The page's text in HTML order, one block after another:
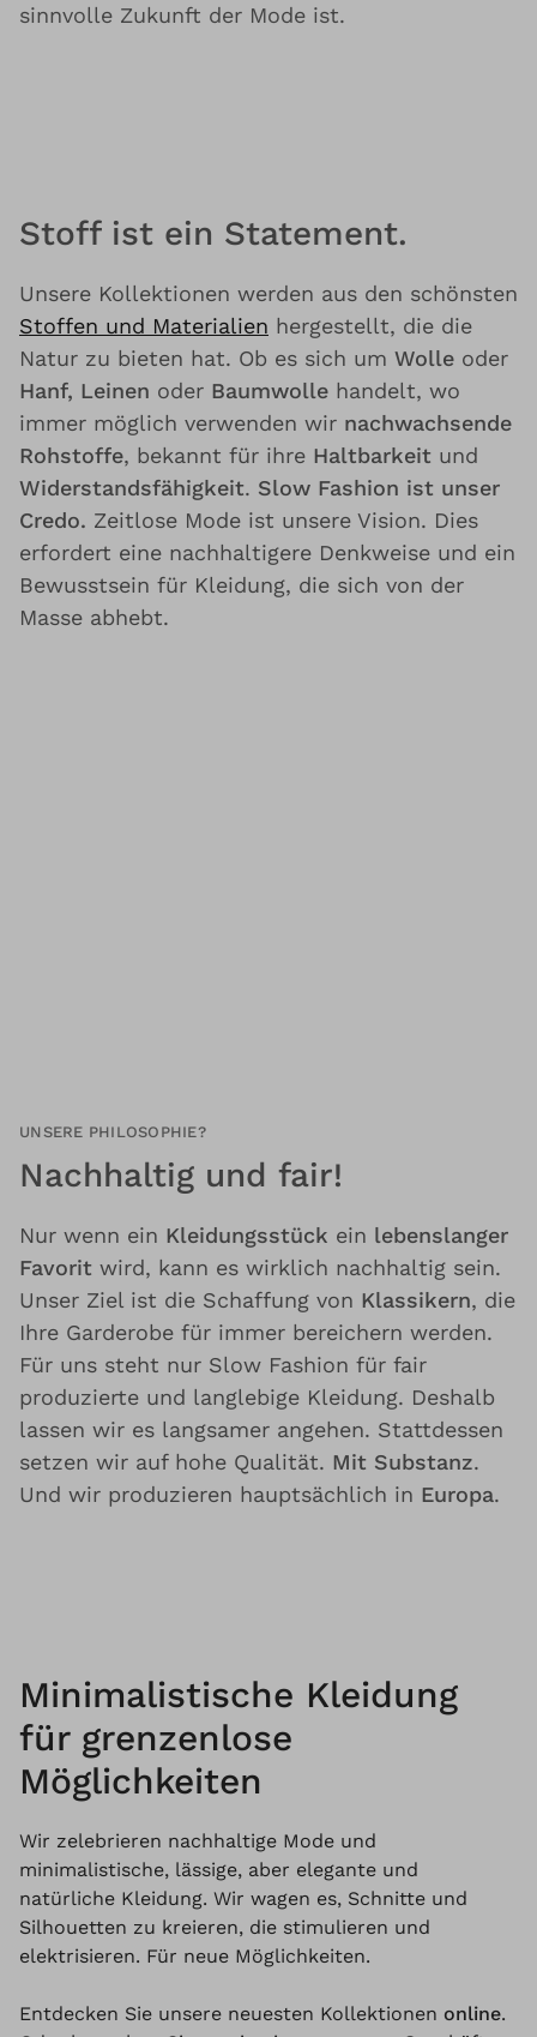
sinnvolle Zukunft der Mode ist.
Stoff ist ein Statement.
Unsere Kollektionen werden aus den schönsten
Stoffen und Materialien hergestellt, die die
Natur zu bieten hat. Ob es sich um Wolle oder
Hanf, Leinen oder Baumwolle handelt, wo
immer möglich verwenden wir nachwachsende
Rohstoffe, bekannt für ihre Haltbarkeit und
Widerstandsfähigkeit. Slow Fashion ist unser
Credo. Zeitlose Mode ist unsere Vision. Dies
erfordert eine nachhaltigere Denkweise und ein
Bewusstsein für Kleidung, die sich von der
Masse abhebt.
UNSERE PHILOSOPHIE?
Nachhaltig und fair!
Nur wenn ein Kleidungsstück ein lebenslanger
Favorit wird, kann es wirklich nachhaltig sein.
Unser Ziel ist die Schaffung von Klassikern, die
Ihre Garderobe für immer bereichern werden.
Für uns steht nur Slow Fashion für fair
produzierte und langlebige Kleidung. Deshalb
lassen wir es langsamer angehen. Stattdessen
setzen wir auf hohe Qualität. Mit Substanz.
Und wir produzieren hauptsächlich in Europa.
Minimalistische Kleidung
für grenzenlose
Möglichkeiten
Wir zelebrieren nachhaltige Mode und
minimalistische, lässige, aber elegante und
natürliche Kleidung. Wir wagen es, Schnitte und
Silhouetten zu kreieren, die stimulieren und
elektrisieren. Für neue Möglichkeiten.
Entdecken Sie unsere neuesten Kollektionen online.